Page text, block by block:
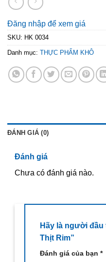
Đăng nhập để xem giá
SKU: HK 0034
Danh mục: THỰC PHẨM KHÔ
ĐÁNH GIÁ (0)
Đánh giá
Chưa có đánh giá nào.
Hãy là người đầu
Thịt Rim”
Đánh giá của bạn *